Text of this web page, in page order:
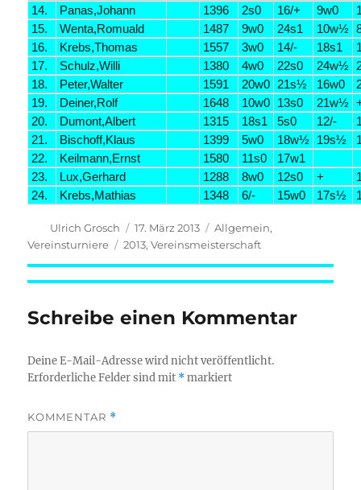
14.
Panas,Johann 1396 2s0 16/+ 9w0
15.
Wenta,Romuald 1487 9w0 24s1 10w½
16.
Krebs,Thomas 1557 3w0 14/- 18s1
17.
Schulz,Willi 1380 4w0 22s0 24w½
18.
Peter,Walter 1591 20w0 21s½ 16w0
19.
Deiner,Rolf 1648 10w0 13s0 21w½
20.
Dumont,Albert 1315 18s1 5s0 12/-
21.
Bischoff,Klaus 1399 5w0 18w½ 19s½
22.
Keilmann,Ernst 1580 11s0
17w1
23.
Lux,Gerhard 1288 8w0 12s0 +
24.
Krebs,Mathias 1348 6/- 15w0 17s½
Autor
Ulrich Grosch
Veröffentlicht
am
17. März 2013 Kategorien
Allgemein,
Vereinsturniere
Schlagwörter
2013,Vereinsmeisterschaft
Schreibe einen Kommentar
Deine E-Mail-Adresse wird nicht veröffentlicht.
Erforderliche Felder sind mit *markiert
KOMMENTAR *